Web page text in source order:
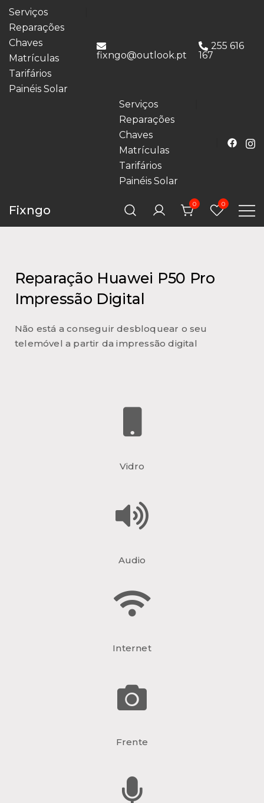
Serviços
Reparações
Chaves
Matrículas
Tarifários
Painéis Solar
fixngo@outlook.pt
255 616
167
Serviços
Reparações
Chaves
Matrículas
Tarifários
Painéis Solar
Fixngo 0 0
Reparação Huawei P50 Pro
Impressão Digital
Não está a conseguir desbloquear o seu
telemóvel a partir da impressão digital
Vidro
Audio
Internet
Frente